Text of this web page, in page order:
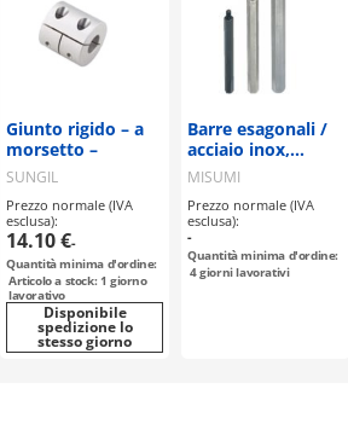
Giunto rigido – a
morsetto –
SUNGIL
Prezzo normale (IVA
esclusa):
14.10 €-
Quantità minima d'ordine:
Articolo a stock: 1 giorno
lavorativo
Disponibile
spedizione lo
stesso giorno
Barre esagonali /
acciaio inox,
acciaio /
trattamento
selezionabile /
filettatura
esterna,
filettatura interna
MISUMI
Prezzo normale (IVA
esclusa):
-
Quantità minima d'ordine:
4giorni lavorativi